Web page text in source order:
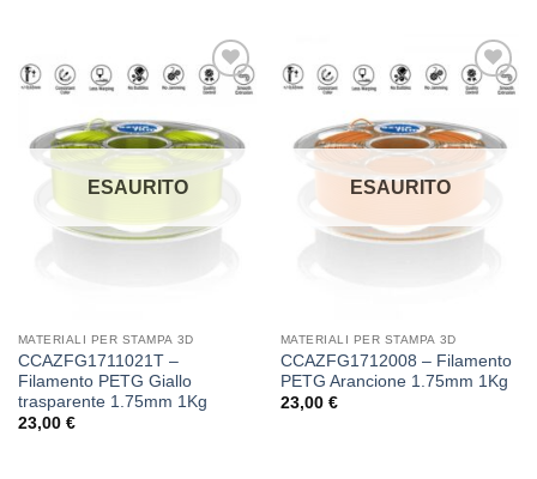
Aggiungi
dei
desideri
ESAURITO
MATERIALI PER STAMPA 3D
CCAZFG1711021T –
Filamento PETG Giallo
trasparente 1.75mm 1Kg
23,00 €
Aggiungi
dei
desideri
ESAURITO
MATERIALI PER STAMPA 3D
CCAZFG1712008 – Filamento
PETG Arancione 1.75mm 1Kg
23,00 €